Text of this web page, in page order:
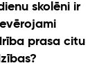
skolēni ir
prasa citu